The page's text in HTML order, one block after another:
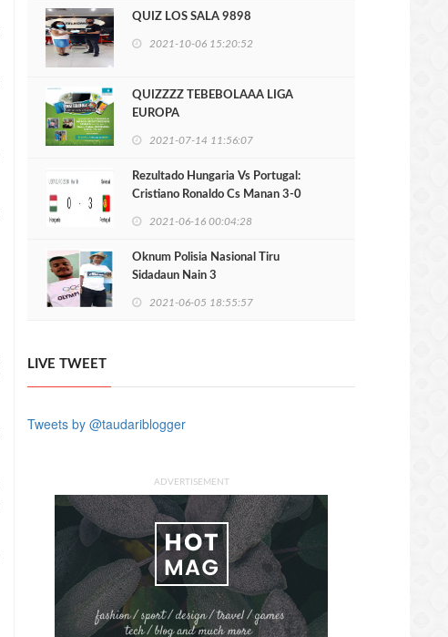
QUIZ LOS SALA 9898
2021-10-06 15:20:52
QUIZZZZ TEBEBOLAAA LIGA
EUROPA
2021-07-14 11:56:07
Rezultado Hungaria Vs Portugal:
Cristiano Ronaldo Cs Manan 3-0
2021-06-16 00:04:28
Oknum Polisia Nasional Tiru
Sidadaun Nain 3
2021-06-05 18:55:57
LIVE TWEET
Tweets by @taudariblogger
ADVERTISEMENT